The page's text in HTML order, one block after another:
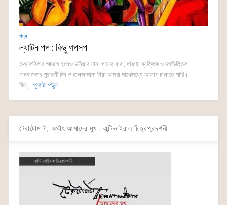
গদ্য
ল্যাটিন পপ : কিছু গপসপ
তথ্যকণিকার আদলে হলেও দুনিয়ার নানা গানের ধারা, ধারণা, ব্যক্তিক ও দলভিত্তিক
গানবাজনার পুরাতনী দিন ও হালজামানা নিয়া আমরা মাঝেমধ্যে আলাপ চালাতে পারি।
কিন্... পুরোটা পড়ুন
টেরাটোমার্টা, অর্থাৎ আমাদের মুখ : এন্টিভাইরাল চিত্রপ্রদর্শনী